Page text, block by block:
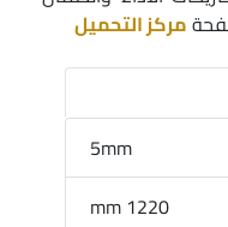
مركز التحميل
5mm
1220 mm